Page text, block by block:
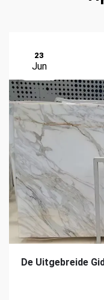
23
Jun
De Uitgebreide